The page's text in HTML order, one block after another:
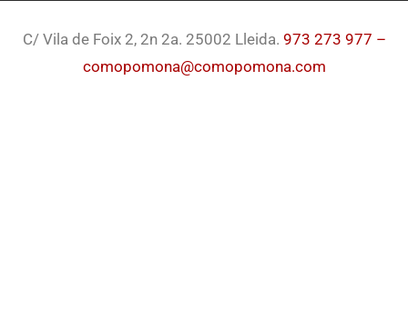
C/ Vila de Foix 2, 2n 2a. 25002 Lleida. 973 273 977 –
comopomona@comopomona.com